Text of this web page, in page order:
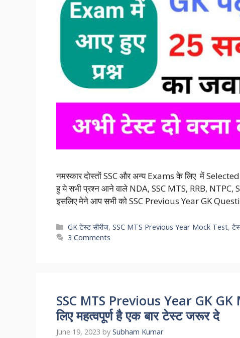
नमस्कार दोस्तों SSC और अन्य Exams के लिए में
हु ये सभी प्रश्न आने वाले NDA, SSC MTS, RRB, NTPC,
इसलिए मेने आप सभी को SSC Previous Year GK
Categories
GK टेस्ट सीरीज,SSC MTS Previous Year Mock Test,
3 Comments
SSC MTS Previous Year GK GK
लिए महत्वपूर्ण है एक बार टेस्ट जरूर दे
June 19, 2023 by Subham Kumar